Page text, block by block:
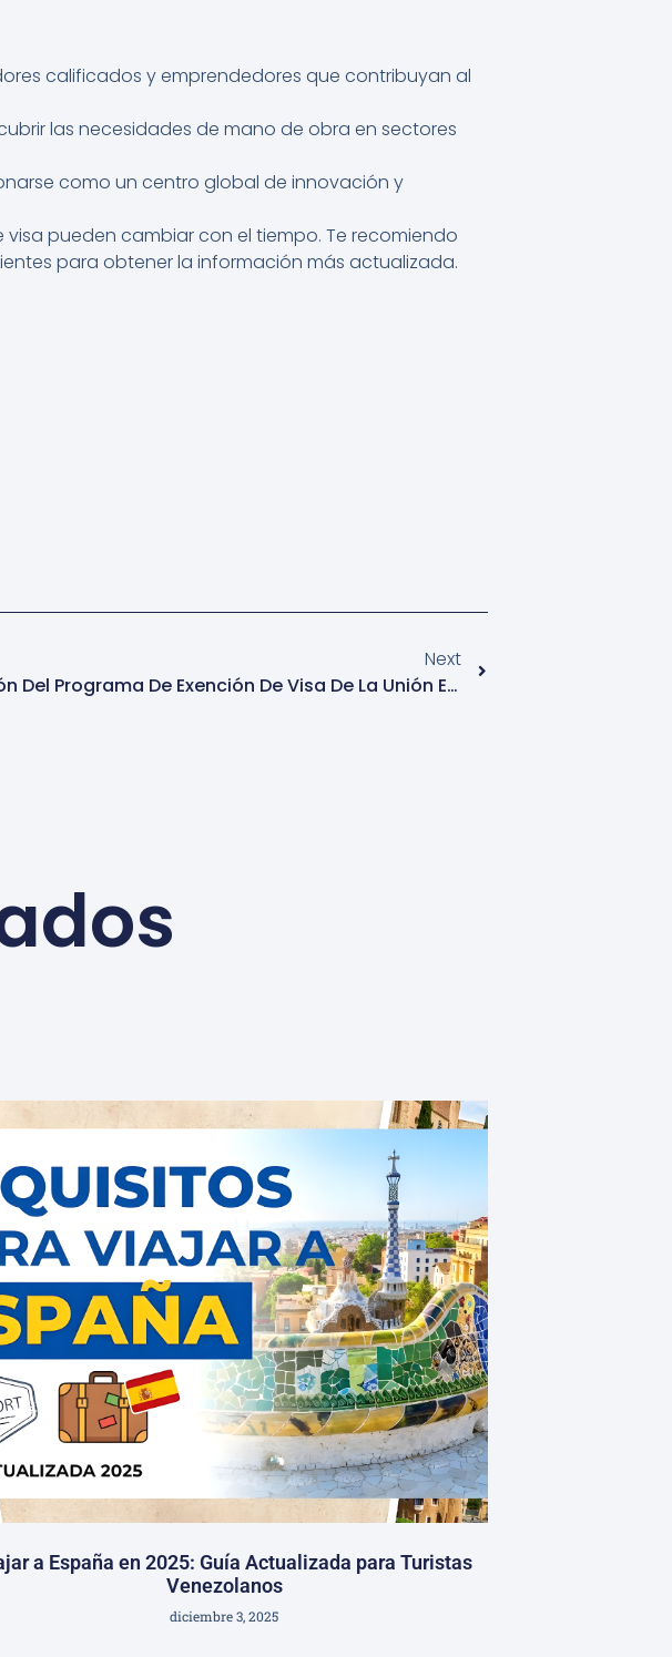
calificados y emprendedores que contribuyan al
las necesidades de mano de obra en sectores
como un centro global de innovación y
pueden cambiar con el tiempo. Te recomiendo
para obtener la información más actualizada.
Next
Expansión Del Programa De Exención De Visa De La Unión Europea: Nuevos Países Beneficiados
a España en 2025: Guía Actualizada para Turistas
Venezolanos
diciembre 3, 2025